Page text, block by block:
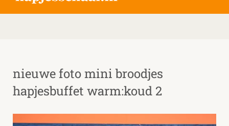
nieuwe foto mini broodjes
hapjesbuffet warm:koud 2